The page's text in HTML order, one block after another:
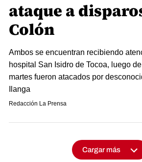
ataque a
Colón
Ambos se encuentran recibiendo
hospital San Isidro de Tocoa, luego
martes fueron atacados por
Ilanga
Redacción La Prensa
Cargar más